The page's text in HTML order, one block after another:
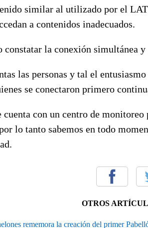
similar al utilizado por el
a contenidos inadecuados.
constatar la conexión simultánea
las personas y tal el
se conectaron primero
cuenta con un centro de
lo tanto sabemos en todo
OTROS
rememora la creación del primer